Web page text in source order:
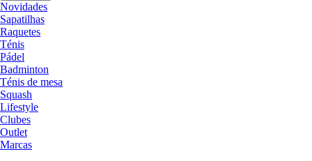
Novidades
Sapatilhas
Raquetes
Ténis
Pádel
Badminton
Ténis de mesa
Squash
Lifestyle
Clubes
Outlet
Marcas